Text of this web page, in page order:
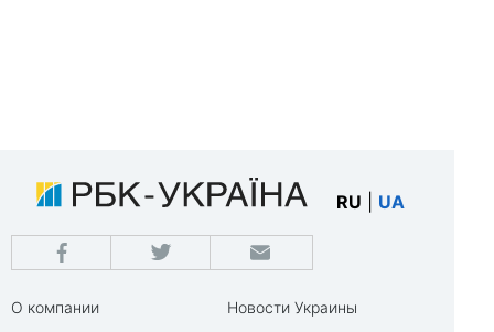
RU UA
О компании
Новости Украины